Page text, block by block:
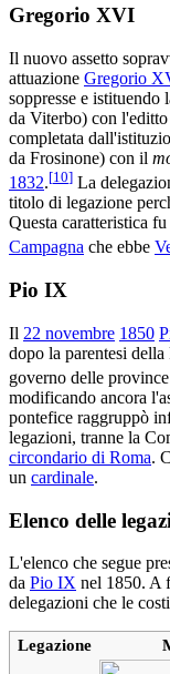
Gregorio XVI
Il nuovo assetto
attuazione Gregorio
soppresse e istituendo
da Viterbo) con l'editto
completata
da Frosinone) con il
1832.[10] La
titolo di legazione
Questa caratteristica
Campagna che ebbe
Pio IX
Il 22 novembre 1850
dopo la parentesi
governo delle
modificando ancora
pontefice raggruppò
legazioni, tranne la
circondario di Roma.
un cardinale.
Elenco delle
L'elenco che segue
da Pio IX nel 1850. A
delegazioni che le
Legazione